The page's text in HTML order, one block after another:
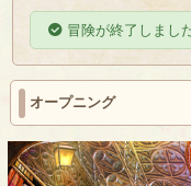
冒険が終了しまし
オープニング